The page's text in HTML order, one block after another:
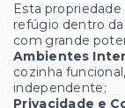
Esta
refúgio dentro
com grande
Ambientes
cozinha
independente;
Privacidade e